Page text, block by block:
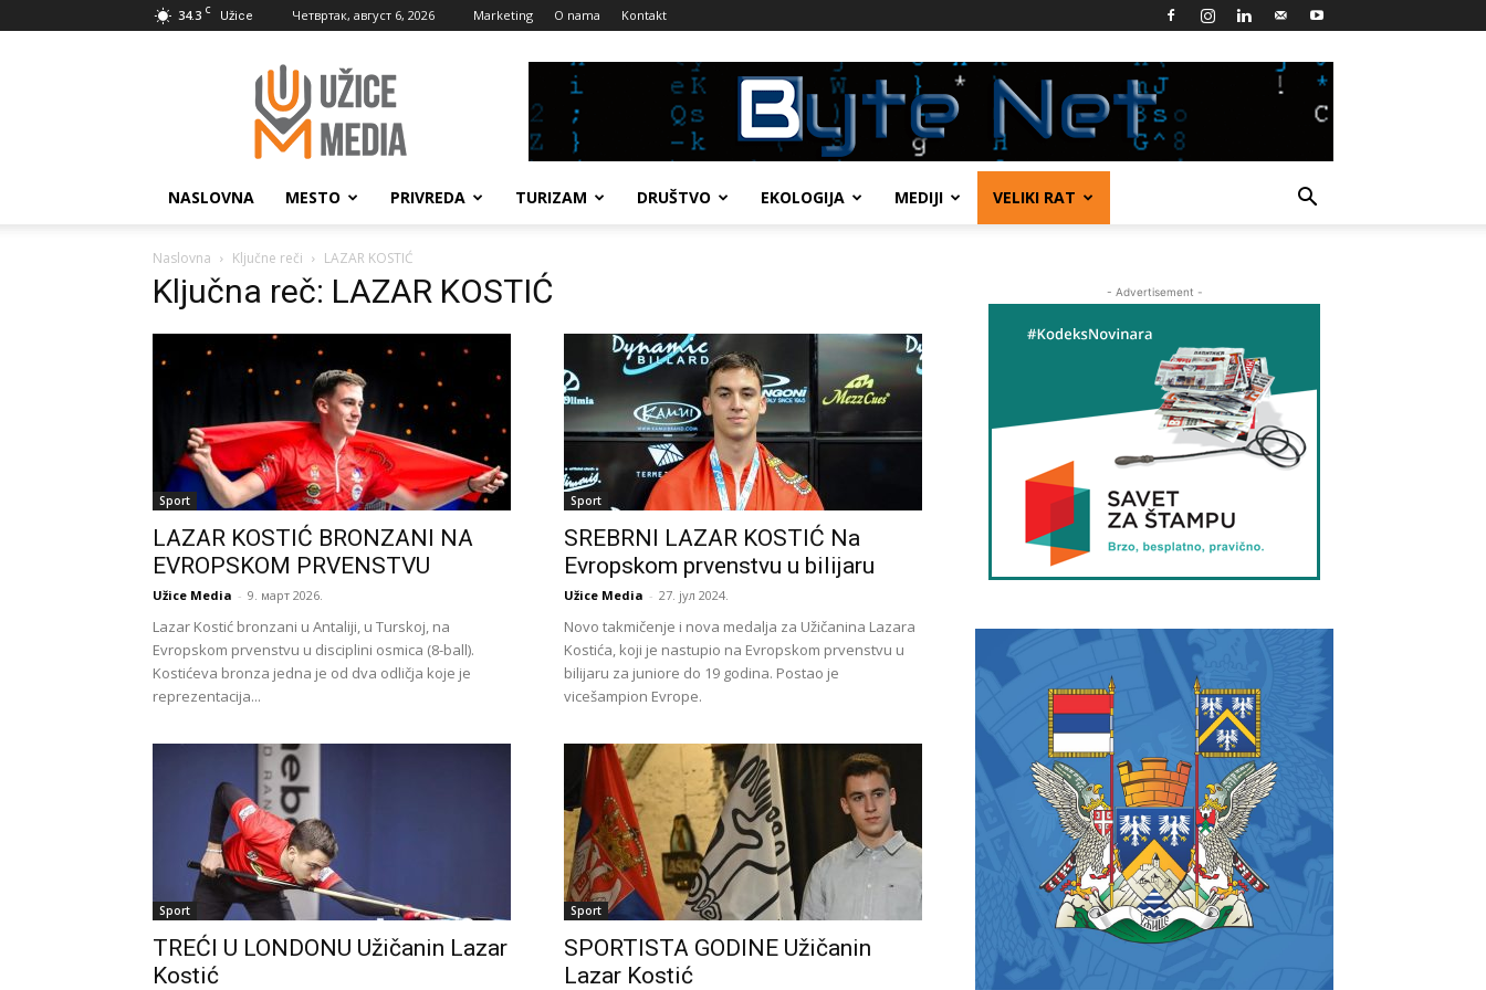
34.3 C Užice Четвртак, август 6, 2026 Marketing O nama Kontakt
UžiceMedia
NASLOVNA MESTO PRIVREDA TURIZAM DRUŠTVO EKOLOGIJA MEDIJI VELIKI RAT
Naslovna Ključne reči LAZAR KOSTIĆ
Ključna reč: LAZAR KOSTIĆ
Sport
LAZAR KOSTIĆ BRONZANI NA
EVROPSKOM PRVENSTVU
Užice Media - 9. март 2026.
Lazar Kostić bronzani u Antaliji, u Turskoj, na
Evropskom prvenstvu u disciplini osmica (8-ball).
Kostićeva bronza jedna je od dva odličja koje je
reprezentacija...
Sport
SREBRNI LAZAR KOSTIĆ Na
Evropskom prvenstvu u bilijaru
Užice Media - 27. јул 2024.
Novo takmičenje i nova medalja za Užičanina Lazara
Kostića, koji je nastupio na Evropskom prvenstvu u
bilijaru za juniore do 19 godina. Postao je
vicešampion Evrope.
Sport
TREĆI U LONDONU Užičanin Lazar
Kostić
Sport
SPORTISTA GODINE Užičanin
Lazar Kostić
- Advertisement -